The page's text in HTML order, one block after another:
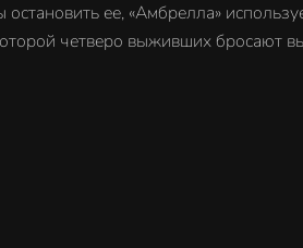
бросают вызов зловещему Высшему
сбежать из его плена.
ее, «Амбрелла»
четверо выживших